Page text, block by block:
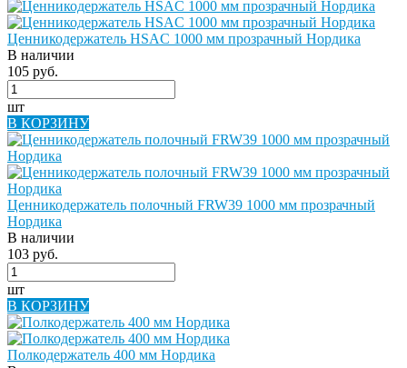
Ценникодержатель HSAC 1000 мм прозрачный Нордика
В наличии
105 руб.
шт
В КОРЗИНУ
Ценникодержатель полочный FRW39 1000 мм прозрачный
Нордика
В наличии
103 руб.
шт
В КОРЗИНУ
Полкодержатель 400 мм Нордика